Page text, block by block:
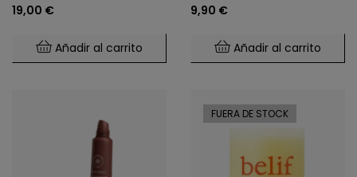
19,00 €
Añadir al carrito
9,90 €
Añadir al carrito
FUERA DE STOCK